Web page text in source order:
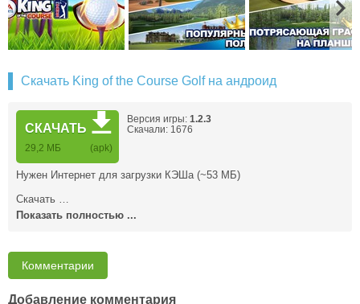
Скачать King of the Course Golf на андроид
СКАЧАТЬ
29,2 MБ (apk)
Версия игры: 1.2.3
Скачали: 1676
Нужен Интернет для загрузки КЭШа (~53 МБ)
Скачать …
Показать полностью ...
Комментарии
Добавление комментария